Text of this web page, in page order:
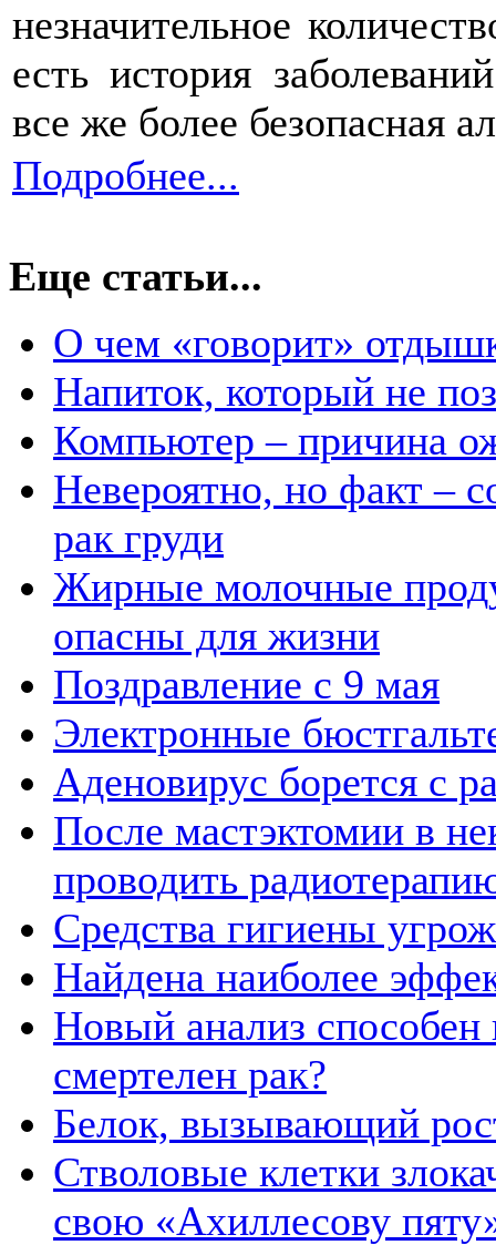
незначительное
есть история
все же более безопасная
Подробнее...
Еще статьи...
О чем «говорит»
Напиток, который не
Компьютер – причина
Невероятно, но факт –
рак груди
Жирные молочные
опасны для жизни
Поздравление с 9 мая
Электронные
Аденовирус борется с
После мастэктомии в
проводить
Средства гигиены
Найдена наиболее
Новый анализ способен
смертелен рак?
Белок, вызывающий
Стволовые клетки
свою «Ахиллесову